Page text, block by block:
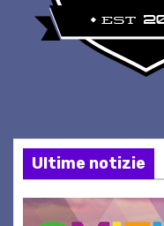
Ultime notizie